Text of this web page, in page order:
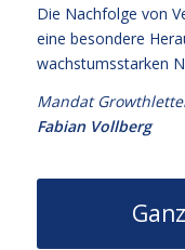
Die Nachfolge von
eine besondere
wachstumsstarken
Mandat
Fabian Vollberg